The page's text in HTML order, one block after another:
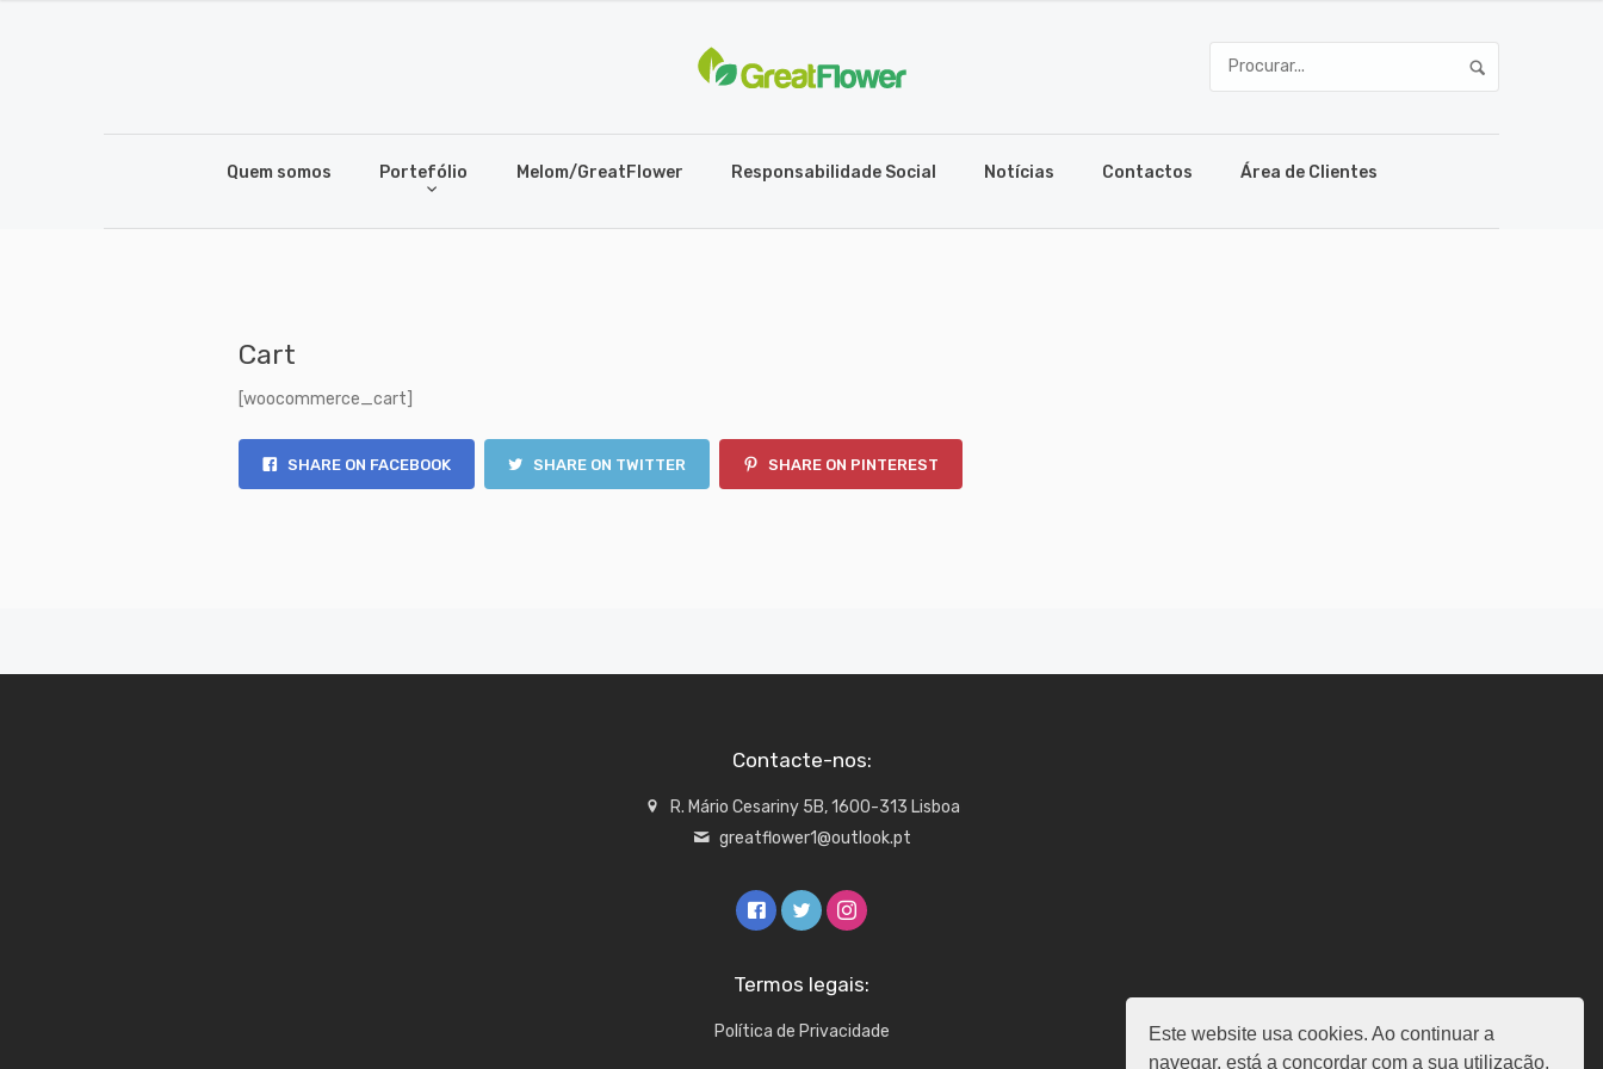
Este website usa cookies. Ao continuar a
navegar, está a concordar com a sua utilização.
Quem somos Portefólio Melom/GreatFlower Responsabilidade Social Notícias Contactos Área de Clientes
Cart
[woocommerce_cart]
SHARE ON FACEBOOK SHARE ON TWITTER SHARE ON PINTEREST
Contacte-nos:
R. Mário Cesariny 5B, 1600-313 Lisboa
greatflower1@outlook.pt
Termos legais:
Política de Privacidade